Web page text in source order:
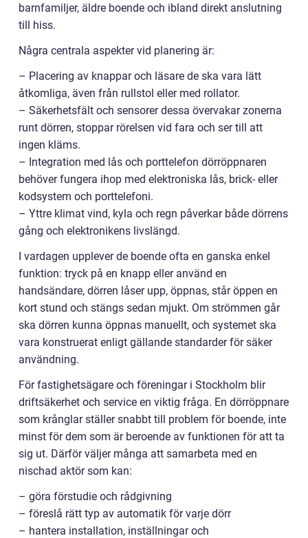
barnfamiljer, äldre boende och ibland direkt anslutning
till hiss.
Några centrala aspekter vid planering är:
– Placering av knappar och läsare de ska vara lätt
åtkomliga, även från rullstol eller med rollator.
– Säkerhetsfält och sensorer dessa övervakar zonerna
runt dörren, stoppar rörelsen vid fara och ser till att
ingen kläms.
– Integration med lås och porttelefon dörröppnaren
behöver fungera ihop med elektroniska lås, brick- eller
kodsystem och porttelefoni.
– Yttre klimat vind, kyla och regn påverkar både dörrens
gång och elektronikens livslängd.
I vardagen upplever de boende ofta en ganska enkel
funktion: tryck på en knapp eller använd en
handsändare, dörren låser upp, öppnas, står öppen en
kort stund och stängs sedan mjukt. Om strömmen går
ska dörren kunna öppnas manuellt, och systemet ska
vara konstruerat enligt gällande standarder för säker
användning.
För fastighetsägare och föreningar i Stockholm blir
driftsäkerhet och service en viktig fråga. En dörröppnare
som krånglar ställer snabbt till problem för boende, inte
minst för dem som är beroende av funktionen för att ta
sig ut. Därför väljer många att samarbeta med en
nischad aktör som kan:
– göra förstudie och rådgivning
– föreslå rätt typ av automatik för varje dörr
– hantera installation, inställningar och